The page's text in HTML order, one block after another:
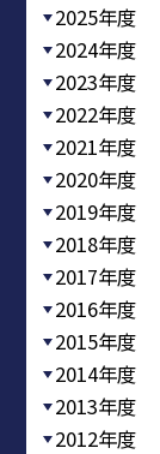
2025年度
2024年度
2023年度
2022年度
2021年度
2020年度
2019年度
2018年度
2017年度
2016年度
2015年度
2014年度
2013年度
2012年度